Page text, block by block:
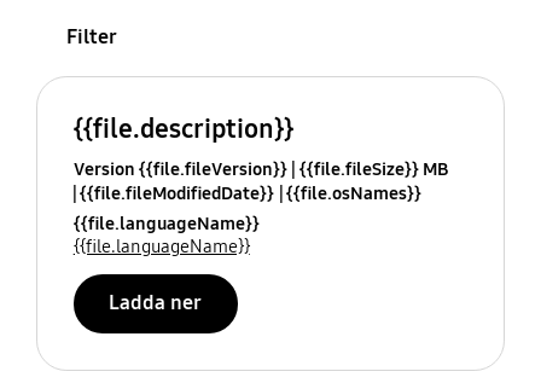
Filter
{{file.description}}
Version {{file.fileVersion}} {{file.fileSize}} MB
{{file.fileModifiedDate}} {{file.osNames}}
{{file.languageName}}
{{file.languageName}}
Ladda ner